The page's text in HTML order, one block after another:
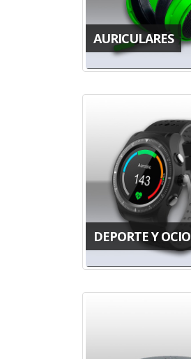
AURICULARES
DEPORTE Y OCIO